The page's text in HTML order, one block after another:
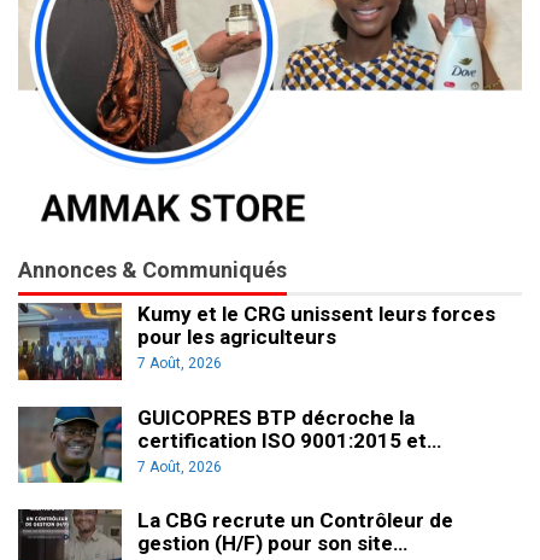
Annonces & Communiqués
Kumy et le CRG unissent leurs forces
pour les agriculteurs
7 Août, 2026
GUICOPRES BTP décroche la
certification ISO 9001:2015 et…
7 Août, 2026
La CBG recrute un Contrôleur de
gestion (H/F) pour son site…